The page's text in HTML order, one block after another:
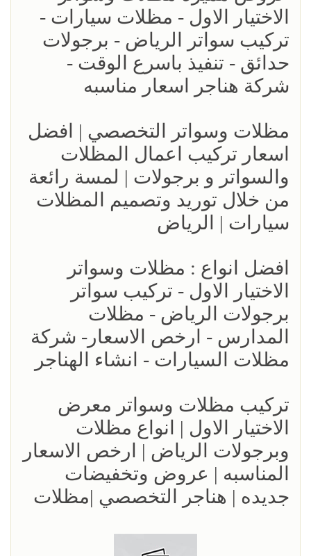
الاختيار الاول - مظلات سيارات -
تركيب سواتر الرياض - برجولات
حدائق - تنفيذ باسرع الوقت -
شركة هناجر اسعار مناسبه
مظلات وسواتر التخصصي | افضل
اسعار تركيب اعمال المظلات
والسواتر و برجولات | لمسة رائعة
من خلال توريد وتصميم المظلات
سيارات | الرياض
افضل انواع : مظلات وسواتر
الاختيار الاول - تركيب سواتر
برجولات الرياض - مظلات
المدارس - ارخص الاسعار- شركة
مظلات السيارات - انشاء الهناجر
تركيب مظلات وسواتر معرض
الاختيار الاول | انواع مظلات
وبرجولات الرياض | ارخص الاسعار
المناسبه | عروض وتخفيضات
جديده | هناجر التخصصي |مظلات